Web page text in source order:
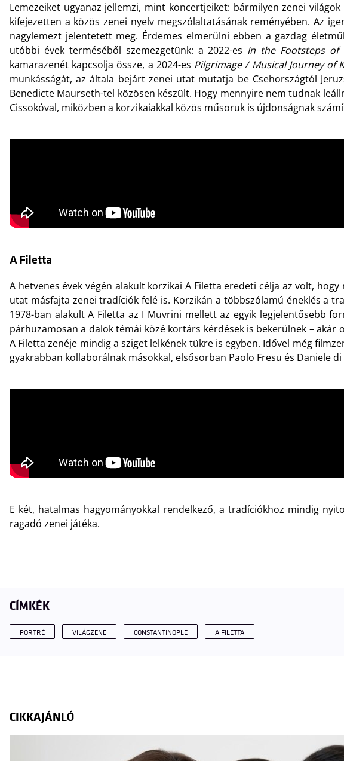
Lemezeiket ugyanaz jellemzi, mint koncertjeiket: bármilyen zenei
kifejezetten a közös zenei nyelv megszólaltatásának reményében. Az
nagylemezt jelentetett meg. Érdemes elmerülni ebben a gazdag
utóbbi évek terméséből szemezgetünk: a 2022-es In the Footsteps of
kamarazenét kapcsolja össze, a 2024-es Pilgrimage / Musical Journey of
munkásságát, az általa bejárt zenei utat mutatja be Csehországtól
Benedicte Maurseth-tel közösen készült. Hogy mennyire nem tudnak
Cissokóval, miközben a korzikaiakkal közös műsoruk is újdonságnak
A Filetta
A hetvenes évek végén alakult korzikai A Filetta eredeti célja az volt,
utat másfajta zenei tradíciók felé is. Korzikán a többszólamú éneklés a
1978-ban alakult A Filetta az I Muvrini mellett az egyik legjelentősebb
párhuzamosan a dalok témái közé kortárs kérdések is bekerülnek –
A Filetta zenéje mindig a sziget lelkének tükre is egyben. Idővel még
gyakrabban kollaborálnak másokkal, elsősorban Paolo Fresu és Daniele
E két, hatalmas hagyományokkal rendelkező, a tradíciókhoz mindig
ragadó zenei játéka.
CÍMKÉK
PORTRÉ VILÁGZENE CONSTANTINOPLE A FILETTA
CIKKAJÁNLÓ